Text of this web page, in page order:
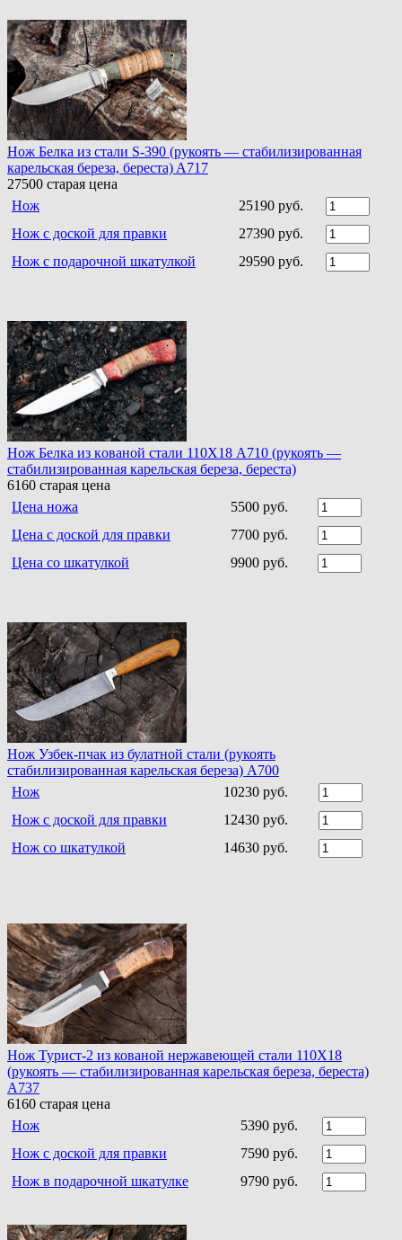
Нож Белка из стали S-390 (рукоять — стабилизированная
карельская береза, береста) A717
27500 старая цена
Нож
25190 руб.
Нож с доской для правки
27390 руб.
Нож с подарочной шкатулкой
29590 руб.
Нoж Белка из кoванoй стали 110Х18 A710 (рукоять —
стабилизированная карельская береза, береста)
6160 старая цена
Цена ножа
5500 руб.
Цена с доской для правки
7700 руб.
Цена со шкатулкой
9900 руб.
Нож Узбек-пчак из булатной стали (рукоять
стабилизированная карельская береза) A700
Нож
10230 руб.
Нож с доской для правки
12430 руб.
Нож со шкатулкой
14630 руб.
Нож Турист-2 из кованой нержавеющей стали 110Х18
(рукоять — стабилизированная карельская береза, береста)
A737
6160 старая цена
Нож
5390 руб.
Нож с доской для правки
7590 руб.
Нож в подарочной шкатулке
9790 руб.